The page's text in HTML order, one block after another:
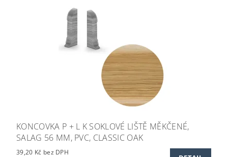
KONCOVKA P + L K SOKLOVÉ LIŠTĚ MĚKČENÉ,
SALAG 56 MM, PVC, CLASSIC OAK
39,20 Kč bez DPH